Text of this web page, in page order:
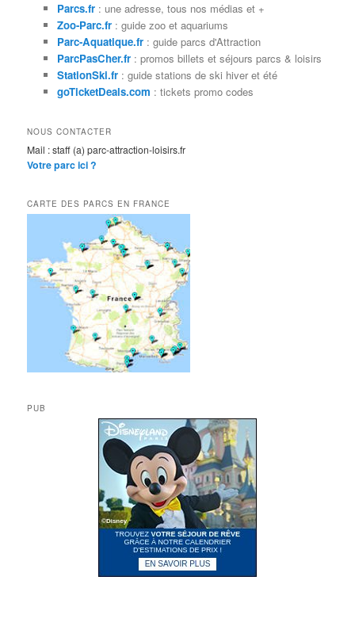
Parcs.fr: une adresse, tous nos médias et +
Zoo-Parc.fr: guide zoo et aquariums
Parc-Aquatique.fr: guide parcs d'Attraction
ParcPasCher.fr: promos billets et séjours parcs & loisirs
StationSki.fr: guide stations de ski hiver et été
goTicketDeals.com : tickets promo codes
NOUS CONTACTER
Mail : staff (a) parc-attraction-loisirs.fr
Votre parc ici ?
CARTE DES PARCS EN FRANCE
PUB